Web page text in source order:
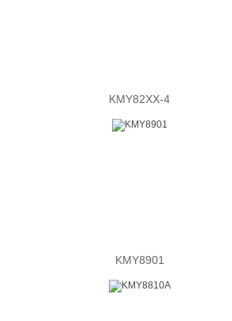
KMY82XX-4
KMY8901